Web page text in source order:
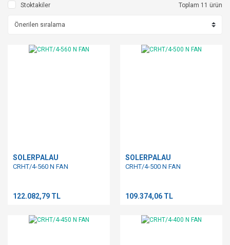
Stoktakiler Toplam 11 ürün
SOLERPALAU
CRHT/4-560 N FAN
122.082,79 TL
SOLERPALAU
CRHT/4-500 N FAN
109.374,06 TL